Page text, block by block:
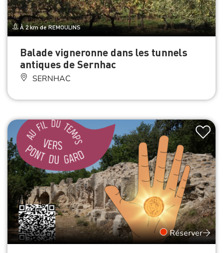
À 2 km de REMOULINS
Balade vigneronne dans les tunnels
antiques de Sernhac
SERNHAC
Réserver